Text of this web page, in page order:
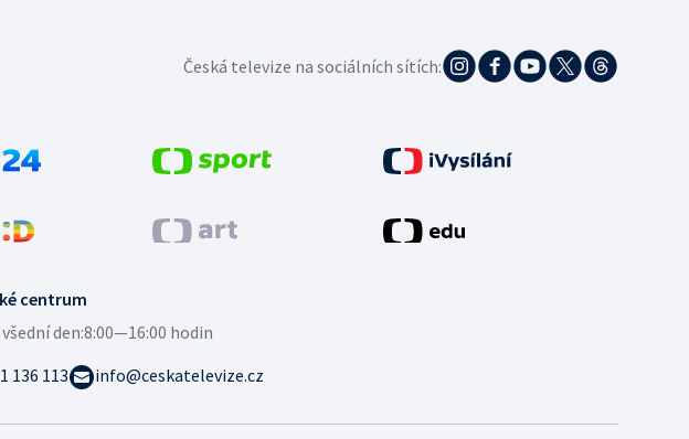
Česká televize na sociálních sítích:
centrum
den:8:00—16:00 hodin
136 113
info@ceskatelevize.cz